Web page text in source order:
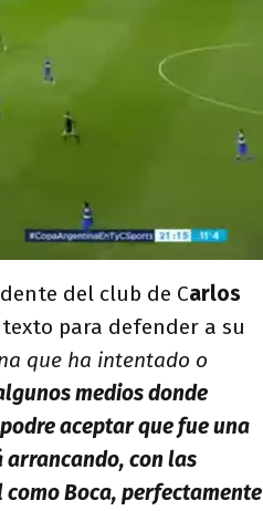
del club de Carlos
para defender a su
que ha intentado o
medios donde
aceptar que fue una
arrancando, con las
Boca, perfectamente